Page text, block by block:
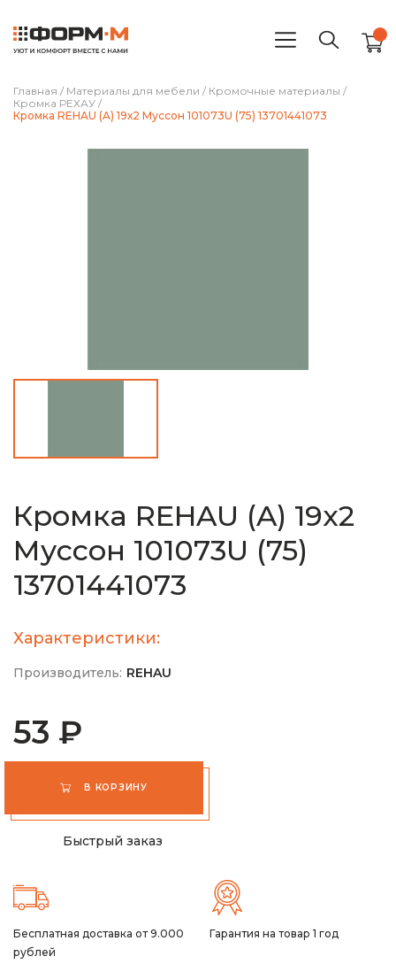
Главная / Материалы для мебели / Кромочные материалы /
Кромка РЕХАУ /
Кромка REHAU (A) 19х2 Муссон 101073U (75) 13701441073
Кромка REHAU (A) 19х2
Муссон 101073U (75)
13701441073
Характеристики:
Производитель: REHAU
53 ₽
В КОРЗИНУ
Быстрый заказ
Бесплатная доставка от 9.000
рублей
Гарантия на товар 1 год